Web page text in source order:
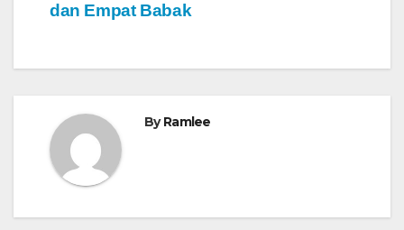
dan Empat Babak
ByRamlee